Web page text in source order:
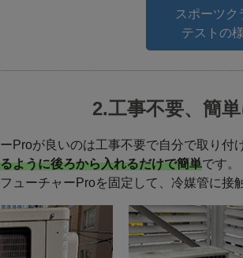
スポーツク
テストの
2.工事不要、簡
Proが良いのは工事不要で自分で取り
ように後ろから入れるだけで簡単です。
ューチャーProを固定して、冷媒管に接